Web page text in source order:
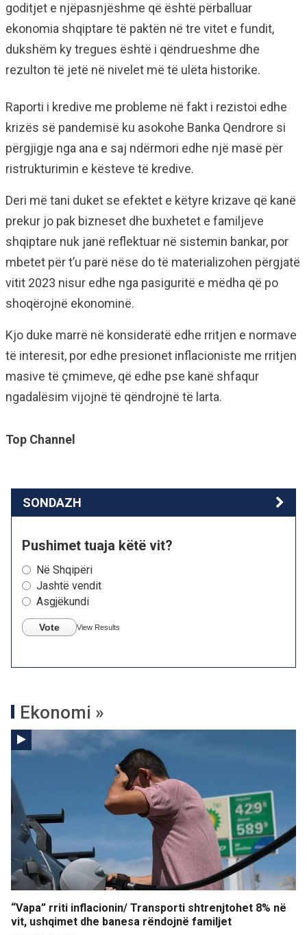
goditjet e njëpasnjëshme që është përballuar
ekonomia shqiptare të paktën në tre vitet e fundit,
dukshëm ky tregues është i qëndrueshme dhe
rezulton të jetë në nivelet më të ulëta historike.
Raporti i kredive me probleme në fakt i rezistoi edhe
krizës së pandemisë ku asokohe Banka Qendrore si
përgjigje nga ana e saj ndërmori edhe një masë për
ristrukturimin e kësteve të kredive.
Deri më tani duket se efektet e këtyre krizave që kanë
prekur jo pak bizneset dhe buxhetet e familjeve
shqiptare nuk janë reflektuar në sistemin bankar, por
mbetet për t’u parë nëse do të materializohen përgjatë
vitit 2023 nisur edhe nga pasiguritë e mëdha që po
shoqërojnë ekonominë.
Kjo duke marrë në konsideratë edhe rritjen e normave
të interesit, por edhe presionet inflacioniste me rritjen
masive të çmimeve, që edhe pse kanë shfaqur
ngadalësim vijojnë të qëndrojnë të larta.
Top Channel
SONDAZH
Pushimet tuaja këtë vit?
Në Shqipëri
Jashtë vendit
Asgjëkundi
Vote View Results
Ekonomi »
“Vapa” rriti inflacionin/ Transporti shtrenjtohet 8% në
vit, ushqimet dhe banesa rëndojnë familjet